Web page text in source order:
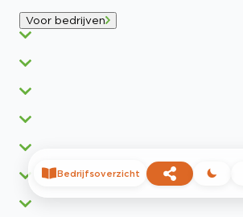
Voor bedrijven
Bedrijfsoverzicht